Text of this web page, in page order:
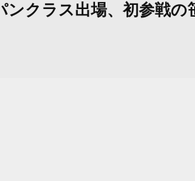
クラス出場、初参戦